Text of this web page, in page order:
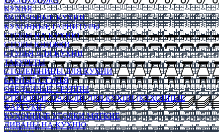
КУХНЯ
МОДУЛЬНЫЕ КУХНИ
КУХОННЫЕ ГАРНИТУРЫ
СТОЛЫ НА КУХНЮ
СТОЛЫ КНИЖКИ
СТУЛЬЯ ДЛЯ КУХНИ
ТАБУРЕТЫ
СТОЛЕШНИЦЫ ДЛЯ КУХНИ
БАРНЫЕ СТУЛЬЯ
ОБЕДЕННЫЕ ГРУППЫ
СТЕНОВЫЕ ПАНЕЛИ ДЛЯ КУХНИ (КУХОННЫЕ
ФАРТУКИ)
КУХОННЫЕ УГОЛКИ МЯГКИЕ
ДИВАНЫ НА КУХНЮ